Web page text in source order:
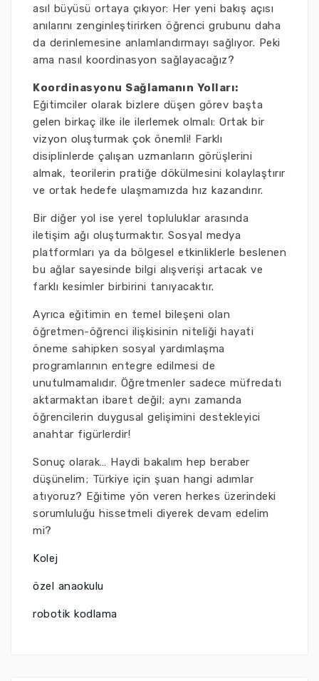
asıl büyüsü ortaya çıkıyor: Her yeni bakış açısı
anılarını zenginleştirirken öğrenci grubunu daha
da derinlemesine anlamlandırmayı sağlıyor. Peki
ama nasıl koordinasyon sağlayacağız?
Koordinasyonu Sağlamanın Yolları:
Eğitimciler olarak bizlere düşen görev başta
gelen birkaç ilke ile ilerlemek olmalı: Ortak bir
vizyon oluşturmak çok önemli! Farklı
disiplinlerde çalışan uzmanların görüşlerini
almak, teorilerin pratiğe dökülmesini kolaylaştırır
ve ortak hedefe ulaşmamızda hız kazandırır.
Bir diğer yol ise yerel topluluklar arasında
iletişim ağı oluşturmaktır. Sosyal medya
platformları ya da bölgesel etkinliklerle beslenen
bu ağlar sayesinde bilgi alışverişi artacak ve
farklı kesimler birbirini tanıyacaktır.
Ayrıca eğitimin en temel bileşeni olan
öğretmen-öğrenci ilişkisinin niteliği hayati
öneme sahipken sosyal yardımlaşma
programlarının entegre edilmesi de
unutulmamalıdır. Öğretmenler sadece müfredatı
aktarmaktan ibaret değil; aynı zamanda
öğrencilerin duygusal gelişimini destekleyici
anahtar figürlerdir!
Sonuç olarak… Haydi bakalım hep beraber
düşünelim; Türkiye için şuan hangi adımlar
atıyoruz? Eğitime yön veren herkes üzerindeki
sorumluluğu hissetmeli diyerek devam edelim
mi?
Kolej
özel anaokulu
robotik kodlama